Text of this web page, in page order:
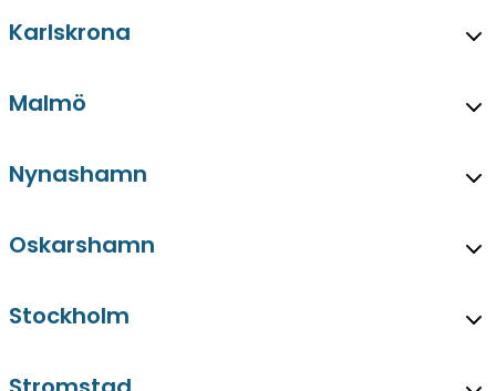
Karlskrona
Malmö
Nynashamn
Oskarshamn
Stockholm